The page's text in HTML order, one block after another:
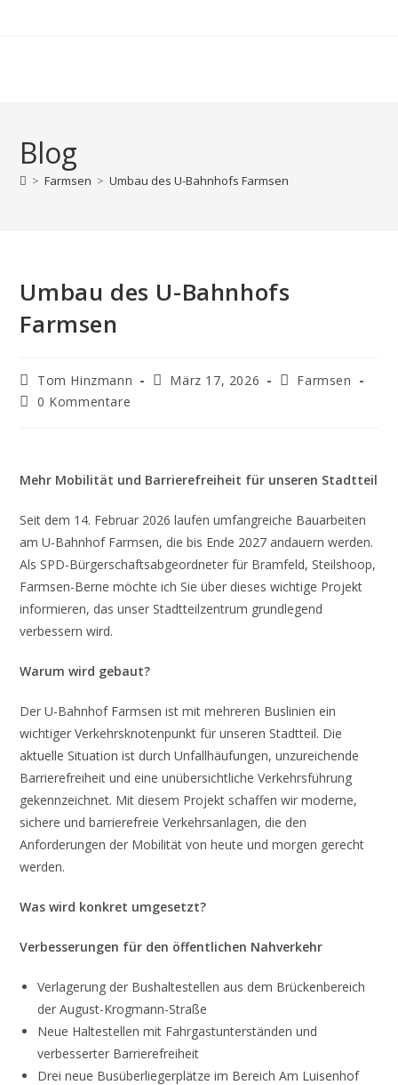
Blog
> Farmsen > Umbau des U-Bahnhofs Farmsen
Umbau des U-Bahnhofs
Farmsen
Beitrags-
Autor:
Tom Hinzmann
Beitrag
März 17, 2026
Beitrags-
Farmsen
Beitrags-
0 Kommentare
Mehr Mobilität und Barrierefreiheit für unseren Stadtteil
Seit dem 14. Februar 2026 laufen umfangreiche Bauarbeiten
am U-Bahnhof Farmsen, die bis Ende 2027 andauern werden.
Als SPD-Bürgerschaftsabgeordneter für Bramfeld, Steilshoop,
Farmsen-Berne möchte ich Sie über dieses wichtige Projekt
informieren, das unser Stadtteilzentrum grundlegend
verbessern wird.
Warum wird gebaut?
Der U-Bahnhof Farmsen ist mit mehreren Buslinien ein
wichtiger Verkehrsknotenpunkt für unseren Stadtteil. Die
aktuelle Situation ist durch Unfallhäufungen, unzureichende
Barrierefreiheit und eine unübersichtliche Verkehrsführung
gekennzeichnet. Mit diesem Projekt schaffen wir moderne,
sichere und barrierefreie Verkehrsanlagen, die den
Anforderungen der Mobilität von heute und morgen gerecht
werden.
Was wird konkret umgesetzt?
Verbesserungen für den öffentlichen Nahverkehr
Verlagerung der Bushaltestellen aus dem Brückenbereich
der August-Krogmann-Straße
Neue Haltestellen mit Fahrgastunterständen und
verbesserter Barrierefreiheit
Drei neue Busüberliegerplätze im Bereich Am Luisenhof